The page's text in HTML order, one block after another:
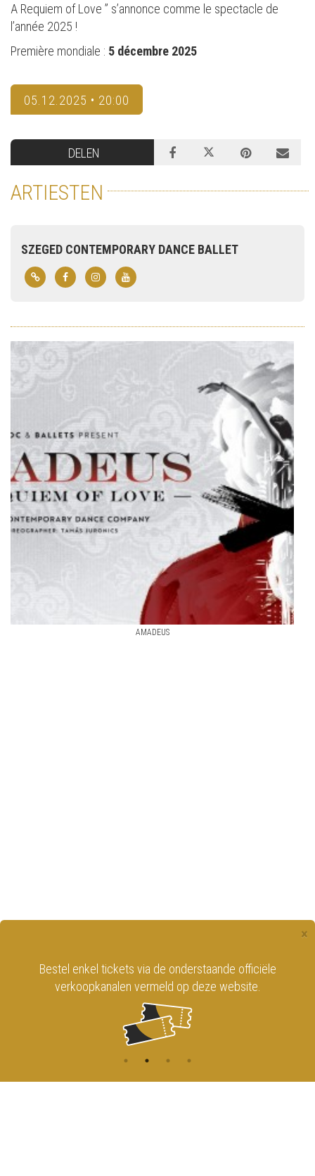
A Requiem of Love ” s’annonce comme le spectacle de
l’année 2025 !
Première mondiale : 5 décembre 2025
05.12.2025 • 20:00
DELEN
ARTIESTEN
SZEGED CONTEMPORARY DANCE BALLET
AMADEUS
×
Bestel enkel tickets via de onderstaande officiële
verkoopkanalen vermeld op deze website.